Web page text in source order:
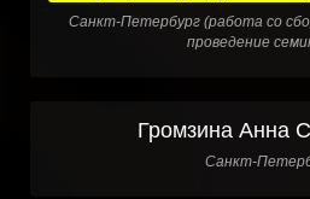
Санкт-Петербург (работа со
проведение
Громзина Анна
Санкт-